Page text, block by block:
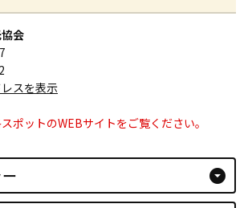
会
スを表示
ポットのWEBサイトをご覧ください。
arrow_drop_down_circle